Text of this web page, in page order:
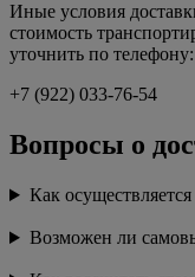
Иные условия
стоимость
уточнить по телефону:
+7 (922) 033-76-54
Вопросы о
Как
Возможен ли